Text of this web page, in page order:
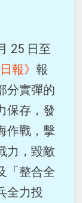
25 日至
日報》報
分實彈的
保存，發
作戰，擊
力，毀敵
「整合全
全力投